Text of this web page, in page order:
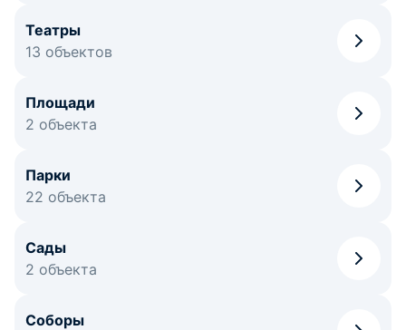
Театры
13 объектов
Площади
2 объекта
Парки
22 объекта
Сады
2 объекта
Соборы